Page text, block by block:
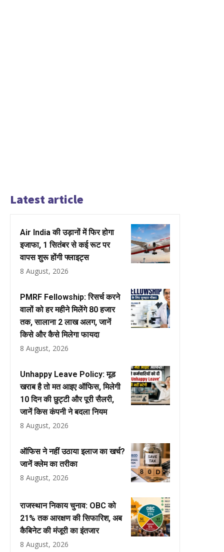
Latest article
Air India की उड़ानों में फिर होगा
इजाफा, 1 सितंबर से कई रूट पर
वापस शुरू होंगी फ्लाइट्स
8 August, 2026
PMRF Fellowship: रिसर्च करने
वालों को हर महीने मिलेंगे ₹80 हजार
तक, सालाना ₹2 लाख अलग, जानें
किसे और कैसे मिलेगा फायदा
8 August, 2026
Unhappy Leave Policy: मूड
खराब है तो मत आइए ऑफिस, मिलेगी
10 दिन की छुट्टी और पूरी सैलरी,
जानें किस कंपनी ने बदला नियम
8 August, 2026
ऑफिस ने नहीं उठाया इलाज का खर्च?
जानें क्लेम का तरीका
8 August, 2026
राजस्थान निकाय चुनाव: OBC को
21% तक आरक्षण की सिफारिश, अब
कैबिनेट की मंजूरी का इंतजार
8 August, 2026